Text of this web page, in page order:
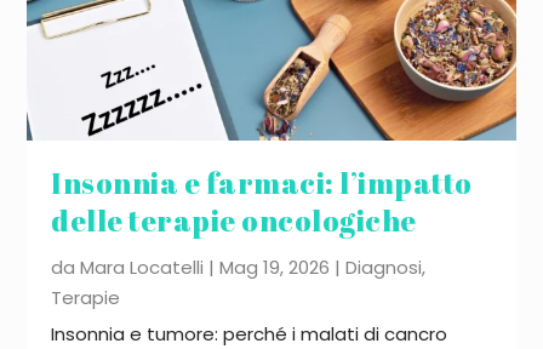
Insonnia e farmaci: l’impatto
delle terapie oncologiche
daMara Locatelli |Mag 19, 2026 |Diagnosi,
Terapie
Insonnia e tumore: perché i malati di cancro